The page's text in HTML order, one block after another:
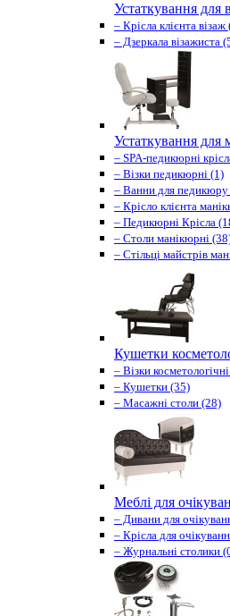
Устаткування для
– Крісла клієнта візаж
– Дзеркала візажиста
Устаткування для
– SPA-педикюрні
– Візки педикюрні (1)
– Ванни для педикюру
– Крісло клієнта
– Педикюрні Крісла
– Столи манікюрні
– Стільці майстрів
Кушетки
– Візки
– Кушетки (35)
– Масажні столи (28)
Меблі для
– Дивани для
– Крісла для
– Журнальні столики